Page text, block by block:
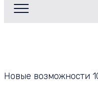
Новые возможности